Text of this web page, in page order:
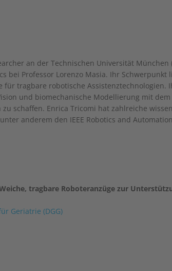
an der Technischen Universität
bei Professor Lorenzo Masia. Ihr Schwerpunkt
tragbare robotische Assistenztechnologien.
und biomechanische Modellierung mit
schaffen. Enrica Tricomi hat zahlreiche
anderem den IEEE Robotics and
tragbare Roboteranzüge zur
Geriatrie (DGG)